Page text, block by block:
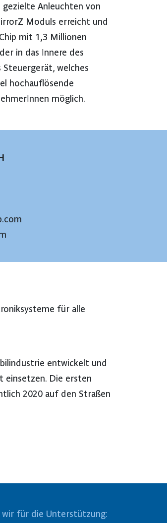
gezielte Anleuchten von
Moduls erreicht und
mit 1,3 Millionen
in das Innere des
welches
hochauflösende
möglich.
für alle
entwickelt und
einsetzen. Die ersten
2020 auf den Straßen
wir für die Unterstützung: